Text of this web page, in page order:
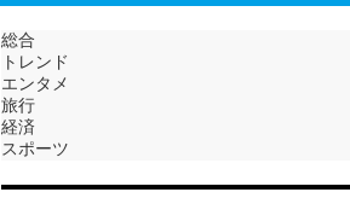
総合
トレンド
エンタメ
旅行
経済
スポーツ